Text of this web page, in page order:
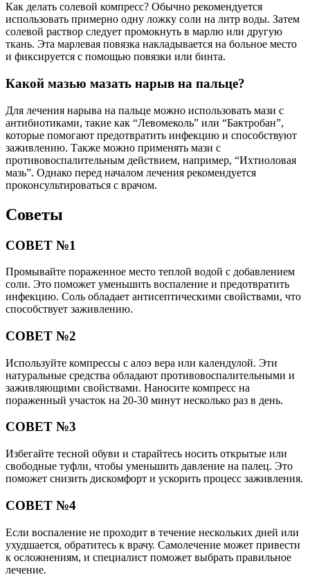
Как делать солевой компресс? Обычно рекомендуется
использовать примерно одну ложку соли на литр воды. Затем
солевой раствор следует промокнуть в марлю или другую
ткань. Эта марлевая повязка накладывается на больное место
и фиксируется с помощью повязки или бинта.
Какой мазью мазать нарыв на пальце?
Для лечения нарыва на пальце можно использовать мази с
антибиотиками, такие как “Левомеколь” или “Бактробан”,
которые помогают предотвратить инфекцию и способствуют
заживлению. Также можно применять мази с
противовоспалительным действием, например, “Ихтиоловая
мазь”. Однако перед началом лечения рекомендуется
проконсультироваться с врачом.
Советы
СОВЕТ №1
Промывайте пораженное место теплой водой с добавлением
соли. Это поможет уменьшить воспаление и предотвратить
инфекцию. Соль обладает антисептическими свойствами, что
способствует заживлению.
СОВЕТ №2
Используйте компрессы с алоэ вера или календулой. Эти
натуральные средства обладают противовоспалительными и
заживляющими свойствами. Наносите компресс на
пораженный участок на 20-30 минут несколько раз в день.
СОВЕТ №3
Избегайте тесной обуви и старайтесь носить открытые или
свободные туфли, чтобы уменьшить давление на палец. Это
поможет снизить дискомфорт и ускорить процесс заживления.
СОВЕТ №4
Если воспаление не проходит в течение нескольких дней или
ухудшается, обратитесь к врачу. Самолечение может привести
к осложнениям, и специалист поможет выбрать правильное
лечение.